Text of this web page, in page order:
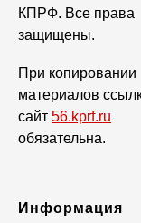
КПРФ. Все права
защищены.
При копировании
материалов
сайт 56.kprf.ru
обязательна.
Информация